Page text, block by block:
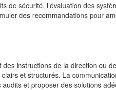
de sécurité, l’évaluation des
des recommandations pour
instructions de la direction ou
et structurés. La
et proposer des solutions